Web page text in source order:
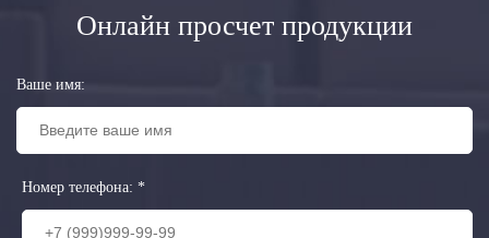
Онлайн просчет продукции
Ваше имя:
Номер телефона: *